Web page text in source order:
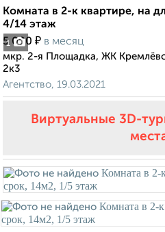
1
Комната в 2-к квартире, на
4/14 этаж
5 000 ₽ в месяц
мкр. 2-я Площадка, ЖК
2к3
Агентство, 19.03.2021
Виртуальные 3D-